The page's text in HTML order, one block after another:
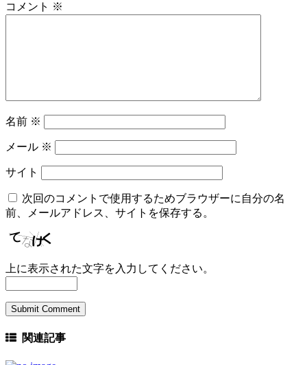
コメント ※
名前 ※
メール ※
サイト
次回のコメントで使用するためブラウザーに自分の名
前、メールアドレス、サイトを保存する。
上に表示された文字を入力してください。
関連記事